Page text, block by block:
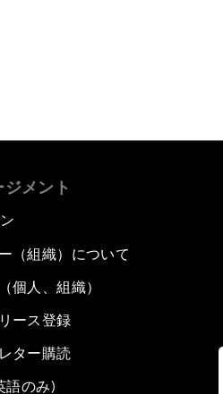
メント
（組織）について
個人、組織）
ース登録
ター購読
語のみ)